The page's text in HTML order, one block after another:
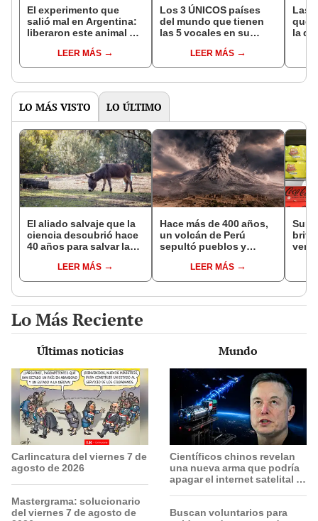
El experimento que
salió mal en Argentina:
liberaron este animal y
bosques milenarios de
la Patagonia
LEER MÁS
Los 3 ÚNICOS países
del mundo que tienen
las 5 vocales en su
con unoLEER MÁS
Las
que
la de
LO MÁS VISTO LO ÚLTIMO
El aliado salvaje que la
ciencia descubrió hace
40 años para salvar la
reintroducción de un
asno salvaje está
en un paisaje con más
vida
LEER MÁS
Hace más de 400 años,
un volcán de Perú
sepultó pueblos y
veranos más fríos de la
historia: sigue bajo
LEER MÁS
Lo Más Reciente
Últimas noticias
Carlincatura del viernes 7 de
agosto de 2026
Mastergrama: solucionario
del viernes 7 de agosto de
Mundo
Científicos chinos revelan
una nueva arma que podría
apagar el internet satelital y
Buscan voluntarios para